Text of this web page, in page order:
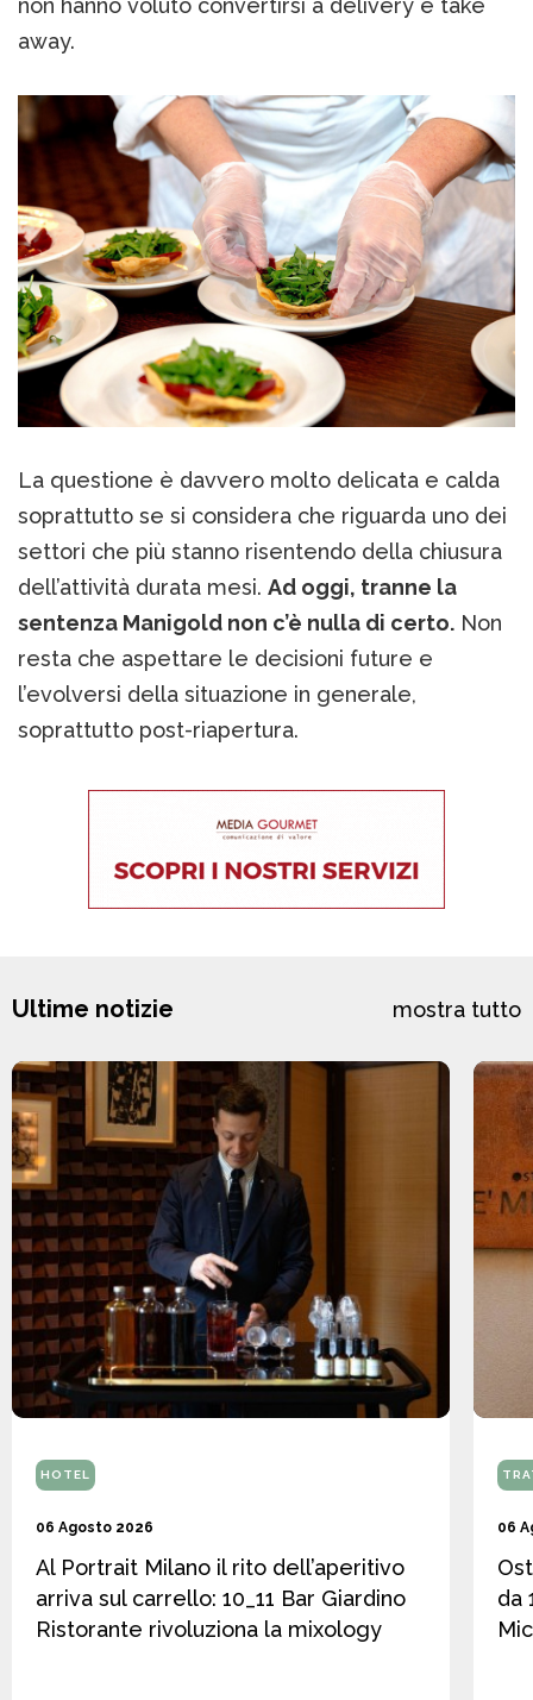
non hanno voluto convertirsi a delivery e take
away.
La questione è davvero molto delicata e calda
soprattutto se si considera che riguarda uno dei
settori che più stanno risentendo della chiusura
dell’attività durata mesi. Ad oggi, tranne la
sentenza Manigold non c’è nulla di certo. Non
resta che aspettare le decisioni future e
l’evolversi della situazione in generale,
soprattutto post-riapertura.
Ultime notizie mostra tutto
HOTEL
06 Agosto 2026
Al Portrait Milano il rito dell’aperitivo
arriva sul carrello: 10_11 Bar Giardino
Ristorante rivoluziona la mixology
06
da